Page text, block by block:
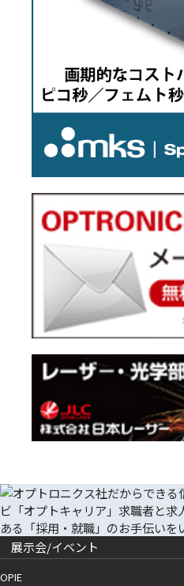
展示会/イベント
OPIE